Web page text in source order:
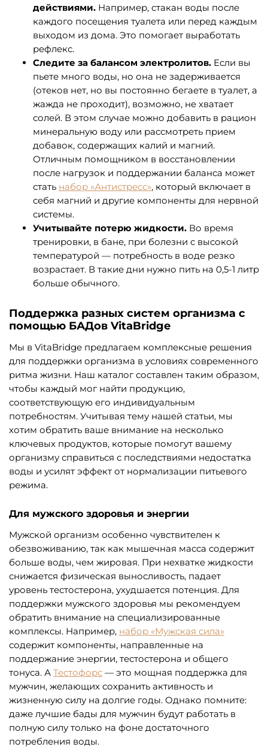
действиями. Например, стакан воды после
каждого посещения туалета или перед каждым
выходом из дома. Это помогает выработать
рефлекс.
Следите за балансом электролитов. Если вы
пьете много воды, но она не задерживается
(отеков нет, но вы постоянно бегаете в туалет, а
жажда не проходит), возможно, не хватает
солей. В этом случае можно добавить в рацион
минеральную воду или рассмотреть прием
добавок, содержащих калий и магний.
Отличным помощником в восстановлении
после нагрузок и поддержании баланса может
стать набор «Антистресс», который включает в
себя магний и другие компоненты для нервной
системы.
Учитывайте потерю жидкости. Во время
тренировки, в бане, при болезни с высокой
температурой — потребность в воде резко
возрастает. В такие дни нужно пить на 0,5-1 литр
больше обычного.
Поддержка разных систем организма с
помощью БАДов VitaBridge
Мы в VitaBridge предлагаем комплексные решения
для поддержки организма в условиях современного
ритма жизни. Наш каталог составлен таким образом,
чтобы каждый мог найти продукцию,
соответствующую его индивидуальным
потребностям. Учитывая тему нашей статьи, мы
хотим обратить ваше внимание на несколько
ключевых продуктов, которые помогут вашему
организму справиться с последствиями недостатка
воды и усилят эффект от нормализации питьевого
режима.
Для мужского здоровья и энергии
Мужской организм особенно чувствителен к
обезвоживанию, так как мышечная масса содержит
больше воды, чем жировая. При нехватке жидкости
снижается физическая выносливость, падает
уровень тестостерона, ухудшается потенция. Для
поддержки мужского здоровья мы рекомендуем
обратить внимание на специализированные
комплексы. Например, набор «Мужская сила»
содержит компоненты, направленные на
поддержание энергии, тестостерона и общего
тонуса. А Тестофорс — это мощная поддержка для
мужчин, желающих сохранить активность и
жизненную силу на долгие годы. Однако помните:
даже лучшие бады для мужчин будут работать в
полную силу только на фоне достаточного
потребления воды.